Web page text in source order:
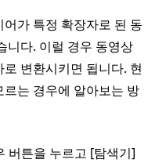
가 특정 확장자로 된 동
니다. 이럴 경우 동영상
변환시키면 됩니다. 현
는 경우에 알아보는 방
버튼을 누르고 [탐색기]